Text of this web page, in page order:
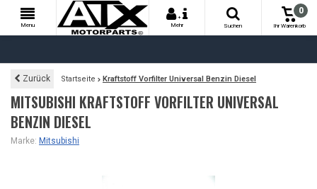
Menu
+
Mehr
Suchen
0
Ihr Warenkorb
Zurück Startseite Kraftstoff Vorfilter Universal Benzin Diesel
MITSUBISHI KRAFTSTOFF VORFILTER UNIVERSAL
BENZIN DIESEL
Marke: Mitsubishi